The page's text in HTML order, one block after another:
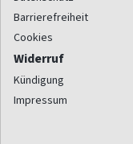
Barrierefreiheit
Cookies
Widerruf
Kündigung
Impressum